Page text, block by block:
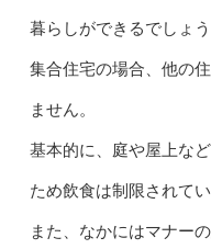
暮らしができるでしょう
集合住宅の場合、他の
ません。
基本的に、庭や屋上な
ため飲食は制限されてい
また、なかにはマナー